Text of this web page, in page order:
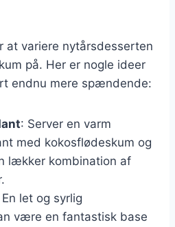
at variere nytårsdesserten
på. Her er nogle ideer
endnu mere spændende:
: Server en varm
med kokosflødeskum og
lækker kombination af
En let og syrlig
være en fantastisk base